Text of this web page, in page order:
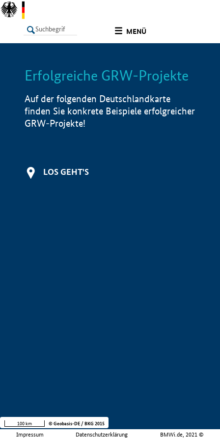
MENÜ
LISTE Info
Erfolgreiche GRW-Projekte
Auf der folgenden Deutschlandkarte
finden Sie konkrete Beispiele erfolgreicher
GRW-Projekte!
LOS GEHT'S
Impressum Datenschutzerklärung BMWi.de, 2021 ©
100 km © Geobasis-DE / BKG 2015